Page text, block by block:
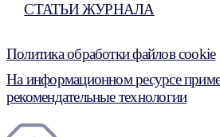
СТАТЬИ ЖУРНАЛА
Политика обработки файлов cookie
На информационном ресурсе
рекомендательные технологии